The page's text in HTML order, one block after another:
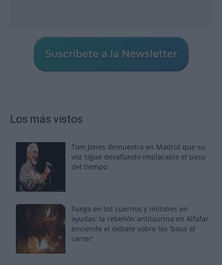
Los más vistos
Tom Jones demuestra en Madrid que su
voz sigue desafiando implacable el paso
del tiempo
Fuego en los cuernos y millones en
ayudas: la rebelión antitaurina en Alfafar
enciende el debate sobre los 'bous al
carrer'